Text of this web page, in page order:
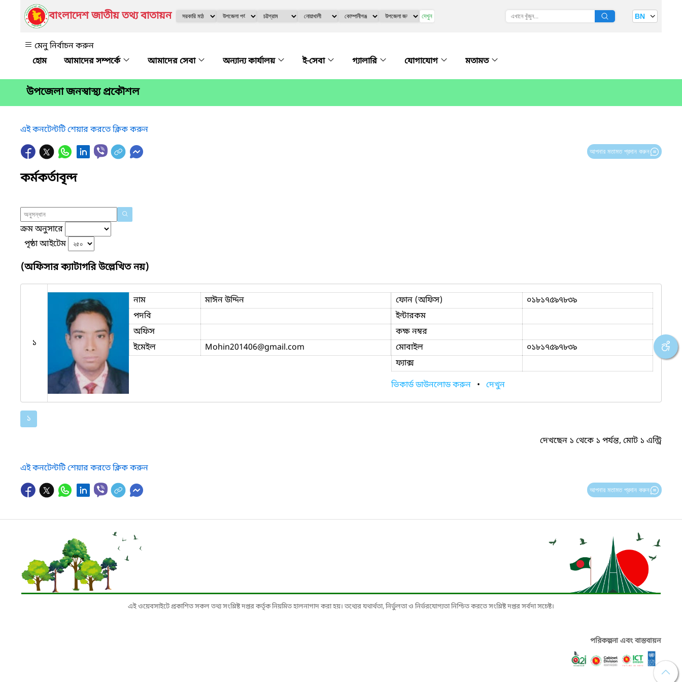
বাংলাদেশ জাতীয় তথ্য বাতায়ন দেখুন BN
মেনু নির্বাচন করুন
আমাদের সম্পর্কে
আমাদের সেবা অন্যান্য কার্যালয় ই-সেবা গ্যালারি যোগাযোগ মতামত
উপজেলা জনস্বাস্থ্য প্রকৌশল
এই কনটেন্টটি শেয়ার করতে ক্লিক করুন
আপনার মতামত প্রদান করুন
কর্মকর্তাবৃন্দ
ক্রম অনুসারে
পৃষ্ঠা আইটেম
(অফিসার ক্যাটাগরি উল্লেখিত নয়)
১
নাম
মাঈন উদ্দিন
পদবি
অফিস
ইমেইল
Mohin201406@gmail.com
ফোন (অফিস)
০১৮১৭৫৯৭৮৩৯
ইন্টারকম
কক্ষ নম্বর
মোবাইল
০১৮১৭৫৯৭৮৩৯
ফ্যাক্স
ভিকার্ড ডাউনলোড করুন • দেখুন
১
দেখছেন ১ থেকে ১ পর্যন্ত, মোট ১ এন্ট্রি
এই কনটেন্টটি শেয়ার করতে ক্লিক করুন
আপনার মতামত প্রদান করুন
এই ওয়েবসাইটে প্রকাশিত সকল তথ্য সংশ্লিষ্ট দপ্তর কর্তৃক নিয়মিত হালনাগাদ করা হয়। তথ্যের যথার্থতা, নির্ভুলতা ও নির্ভরযোগ্যতা নিশ্চিত করতে সংশ্লিষ্ট দপ্তর সর্বদা সচেষ্ট।
পরিকল্পনা এবং বাস্তবায়ন